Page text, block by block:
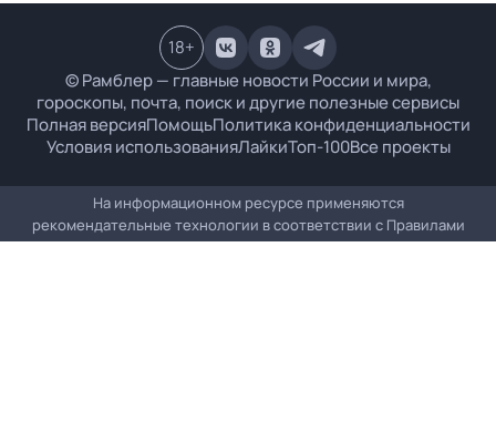
© Рамблер — главные новости России и мира,
гороскопы, почта, поиск и другие полезные сервисы
Полная версияПомощьПолитика конфиденциальности
Условия использованияЛайкиТоп-100Все проекты
18+
На информационном ресурсе применяются
рекомендательные технологии в соответствии с Правилами